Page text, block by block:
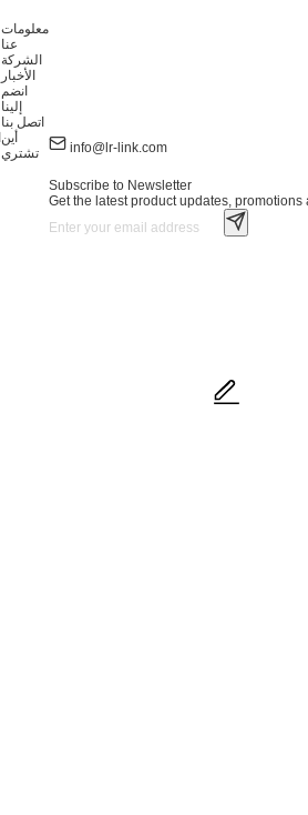
معلومات
عنا
الشركة
الأخبار
انضم
إلينا
اتصل بنا
أين
تشتري
info@lr-link.com
Subscribe to Newsletter
Get the latest product updates, promotions